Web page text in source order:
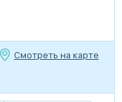
Смотреть на карте